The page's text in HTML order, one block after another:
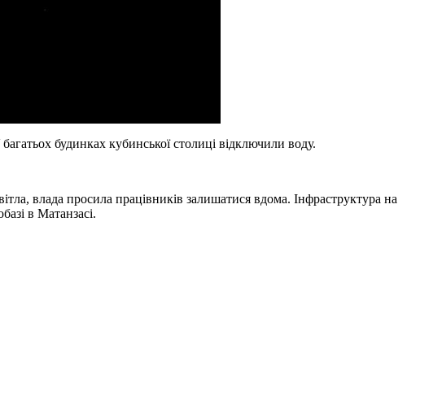
будинках кубинської столиці відключили воду.
влада просила працівників залишатися вдома. Інфраструктура на
в Матанзасі.